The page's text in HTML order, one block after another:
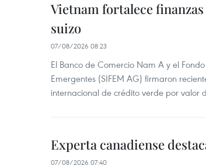
Vietnam fortalece
suizo
07/08/2026 08:23
El Banco de Comercio Nam A y el
Emergentes (SIFEM AG) firmaron
internacional de crédito verde por valor
Experta canadiense
07/08/2026 07:40